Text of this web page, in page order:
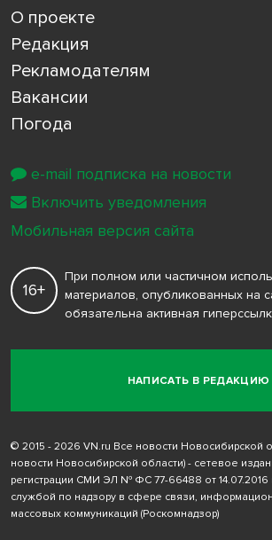
О проекте
Редакция
Рекламодателям
Вакансии
Погода
НАПИСАТЬ В РЕДАКЦИЮ
16+
При полном или частичном
материалов, опубликованных на
обязательна активная
© 2015 - 2026 VN.ru Все новости Новосибирской
новости Новосибирской области) - сетевое
регистрации СМИ ЭЛ № ФС 77-66488 от
службой по надзору в сфере связи,
массовых коммуникаций (Роскомнадзор)
e-mail подписка на новости
Включить уведомления
Мобильная версия сайта